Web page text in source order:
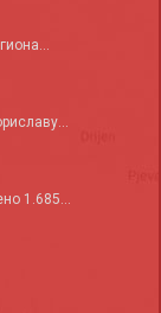
1.685...